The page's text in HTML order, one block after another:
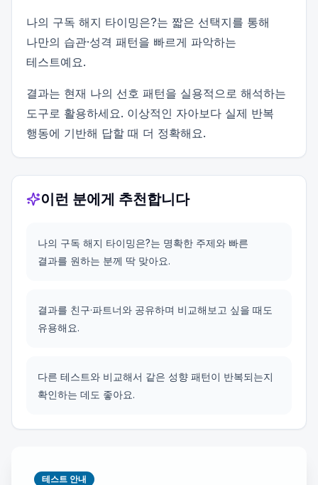
나의 구독 해지 타이밍은?는 짧은 선택지를 통해
나만의 습관·성격 패턴을 빠르게 파악하는
테스트예요.
결과는 현재 나의 선호 패턴을 실용적으로 해석하는
도구로 활용하세요. 이상적인 자아보다 실제 반복
행동에 기반해 답할 때 더 정확해요.
이런 분에게 추천합니다
나의 구독 해지 타이밍은?는 명확한 주제와 빠른
결과를 원하는 분께 딱 맞아요.
결과를 친구·파트너와 공유하며 비교해보고 싶을 때도
유용해요.
다른 테스트와 비교해서 같은 성향 패턴이 반복되는지
확인하는 데도 좋아요.
테스트 안내